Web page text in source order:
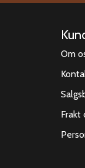
Om
Frakt